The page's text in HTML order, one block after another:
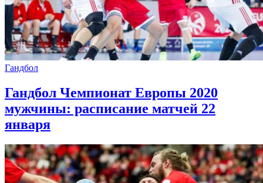
Гандбол
Гандбол Чемпионат Европы 2020
мужчины: расписание матчей 22
января